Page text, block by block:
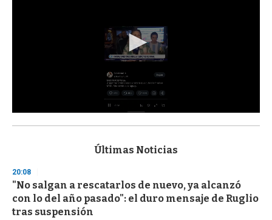
s
d
s
o
f
3
Últimas Noticias
20:08
"No salgan a rescatarlos de nuevo, ya alcanzó
con lo del año pasado": el duro mensaje de Ruglio
tras suspensión